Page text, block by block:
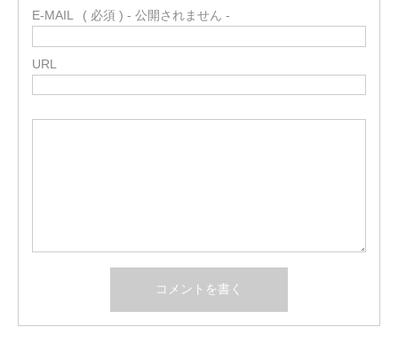
E-MAIL ( 必須 ) - 公開されません -
URL